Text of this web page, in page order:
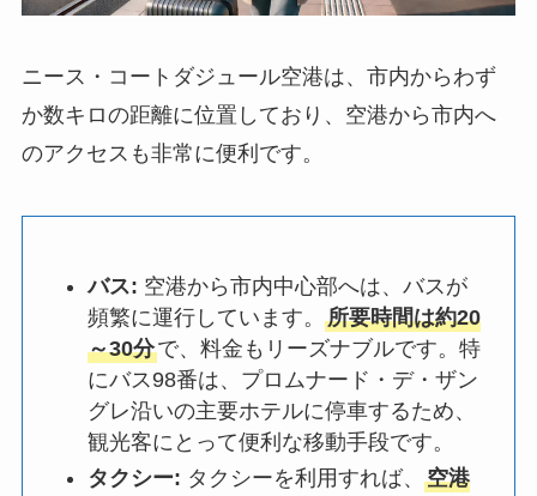
ニース・コートダジュール空港は、市内からわず
か数キロの距離に位置しており、空港から市内へ
のアクセスも非常に便利です。
バス: 空港から市内中心部へは、バスが
頻繁に運行しています。 所要時間は約20
～30分で、料金もリーズナブルです。特
にバス98番は、プロムナード・デ・ザン
グレ沿いの主要ホテルに停車するため、
観光客にとって便利な移動手段です。
タクシー: タクシーを利用すれば、 空港